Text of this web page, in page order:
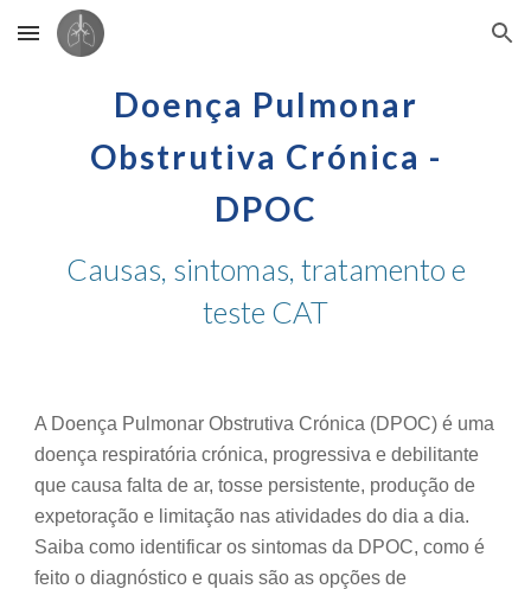
Skip to main content Skip to navigation
Doença Pulmonar
Obstrutiva Crónica -
DPOC
Causas, sintomas, tratamento e
teste CAT
A Doença Pulmonar Obstrutiva Crónica (DPOC) é uma
doença respiratória crónica, progressiva e debilitante
que causa falta de ar, tosse persistente, produção de
expetoração e limitação nas atividades do dia a dia.
Saiba como identificar os sintomas da DPOC, como é
feito o diagnóstico e quais são as opções de